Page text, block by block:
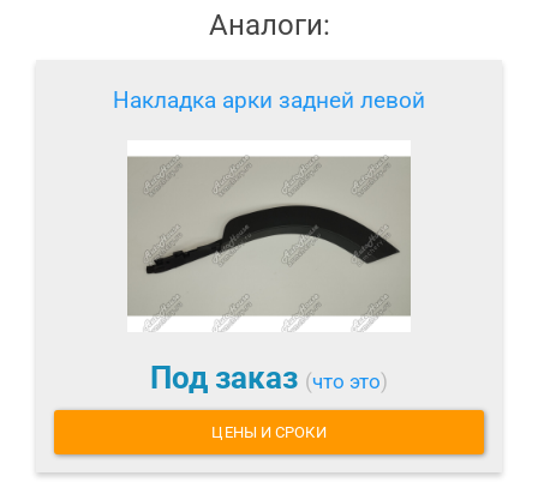
Аналоги:
Накладка арки задней левой
Под заказ (что это)
ЦЕНЫ И СРОКИ